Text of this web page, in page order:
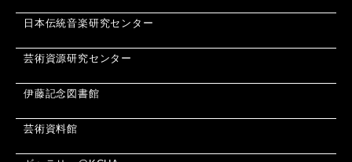
日本伝統音楽研究センター
芸術資源研究センター
伊藤記念図書館
芸術資料館